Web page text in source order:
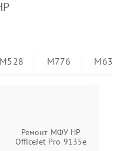
M528 M776 M636
Ремонт МФУ HP
OfficeJet Pro 9135e